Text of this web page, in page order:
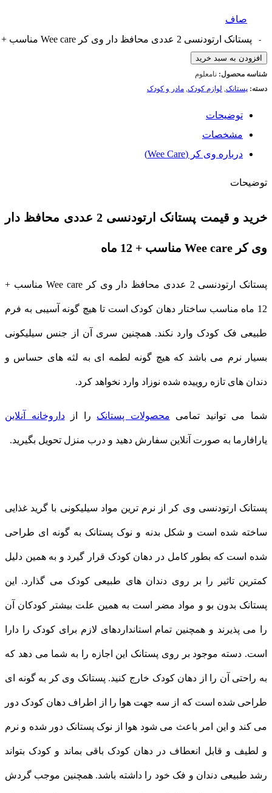
صاف
پستانک ارتودنسی 2 عددی محافظ دار وی کر Wee care مناسب + 12 ماه عدد
افزودن به سبد خرید
شناسه محصول: نامعلوم
دسته: پستانک, لوازم کودک, مادر و کودک
توضیحات
مشخصات
درباره وی کر (Wee Care)
توضیحات
خرید و قیمت پستانک ارتودنسی 2 عددی محافظ دار
وی کر Wee care مناسب + 12 ماه
پستانک ارتودنسی 2 عددی محافظ دار وی کر Wee care مناسب +
12 ماه مناسب ساختار دهان کودک است تا هیچ گونه آسیبی به فرم
طبیعی فک کودک وارد نکند. همچنین سری آن از جنس سیلیکونی
بسیار نرم می باشد که هیچ گونه لطمه ای به لثه های حساس و
دندان های تازه روییده شده نوزاد وارد نخواهد کرد.
شما می توانید تمامی محصولات پستانک را ازداروخانه آنلاین
یارافارما به صورت آنلاین سفارش دهید و درب منزل تحویل بگیرید.
پستانک ارتودنسی وی کر از نرم ترین مواد سیلیکونی با گرید غذایی
ساخته شده است و شکل بدنه و نوک پستانک به گونه ای طراحی
شده است که بطور کامل در دهان کودک قرار گیرد و به همین دلیل
کمترین تاثیر را بر روی دندان های طبیعی کودک می گذارد. این
پستانک بدون بو و مواد مضر است به همین علت بیشتر کودکان آن
را می پذیرند و همچنین تمام استانداردهای لازم برای کودک را دارا
است. دسته موجود بر روی پستانک این اجازه را به شما می دهد که
به راحتی آن را از دهان کودک خارج کنید. پستانک وی کر به گونه ای
طراحی شده است که از سه جهت هوا را از اطراف دهان کودک دور
می کند و این امر باعث می شود هوا از نوک پستانک دور شده و نرم
و لطیف و قابل انعطاف در دهان کودک باقی بماند و کودک بتواند
رشد طبیعی دندان و فک خود را داشته باشد. همچنین موجب گردش